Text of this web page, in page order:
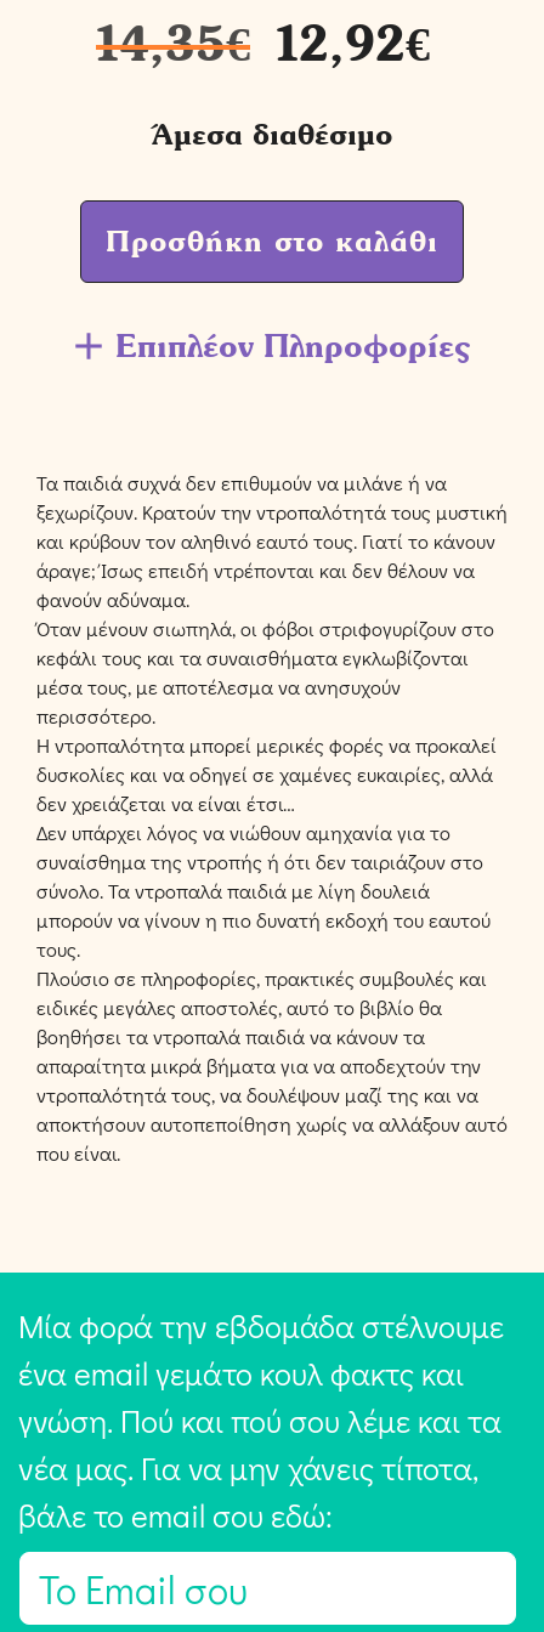
14,35€ 12,92€
Άμεσα διαθέσιμο
Προσθήκη στο καλάθι
Επιπλέον Πληροφορίες
Τα παιδιά συχνά δεν επιθυμούν να μιλάνε ή να
ξεχωρίζουν. Κρατούν την ντροπαλότητά τους μυστική
και κρύβουν τον αληθινό εαυτό τους. Γιατί το κάνουν
άραγε; Ίσως επειδή ντρέπονται και δεν θέλουν να
φανούν αδύναμα.
Όταν μένουν σιωπηλά, οι φόβοι στριφογυρίζουν στο
κεφάλι τους και τα συναισθήματα εγκλωβίζονται
μέσα τους, με αποτέλεσμα να ανησυχούν
περισσότερο.
H ντροπαλότητα μπορεί μερικές φορές να προκαλεί
δυσκολίες και να οδηγεί σε χαμένες ευκαιρίες, αλλά
δεν χρειάζεται να είναι έτσι…
Δεν υπάρχει λόγος να νιώθουν αμηχανία για το
συναίσθημα της ντροπής ή ότι δεν ταιριάζουν στο
σύνολο. Τα ντροπαλά παιδιά με λίγη δουλειά
μπορούν να γίνουν η πιο δυνατή εκδοχή του εαυτού
τους.
Πλούσιο σε πληροφορίες, πρακτικές συμβουλές και
ειδικές μεγάλες αποστολές, αυτό το βιβλίο θα
βοηθήσει τα ντροπαλά παιδιά να κάνουν τα
απαραίτητα μικρά βήματα για να αποδεχτούν την
ντροπαλότητά τους, να δουλέψουν μαζί της και να
αποκτήσουν αυτοπεποίθηση χωρίς να αλλάξουν αυτό
που είναι.
Μία φορά την εβδομάδα στέλνουμε
ένα email γεμάτο κουλ φακτς και
γνώση. Πού και πού σου λέμε και τα
νέα μας. Για να μην χάνεις τίποτα,
βάλε το email σου εδώ:
E